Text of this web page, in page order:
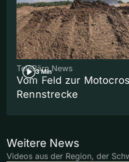
3 Min
TeleBärn News
Vom Feld zur
Rennstrecke
Weitere News
Videos aus der Region, der